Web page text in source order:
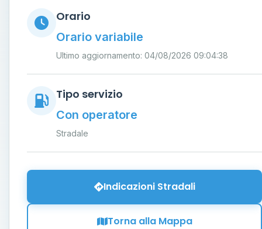
Orario
Orario variabile
Ultimo aggiornamento: 04/08/2026 09:04:38
Tipo servizio
Con operatore
Stradale
Indicazioni Stradali
Torna alla Mappa